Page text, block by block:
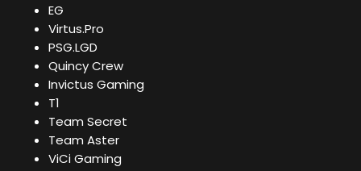
EG
Virtus.Pro
PSG.LGD
Quincy Crew
Invictus Gaming
T1
Team Secret
Team Aster
ViCi Gaming